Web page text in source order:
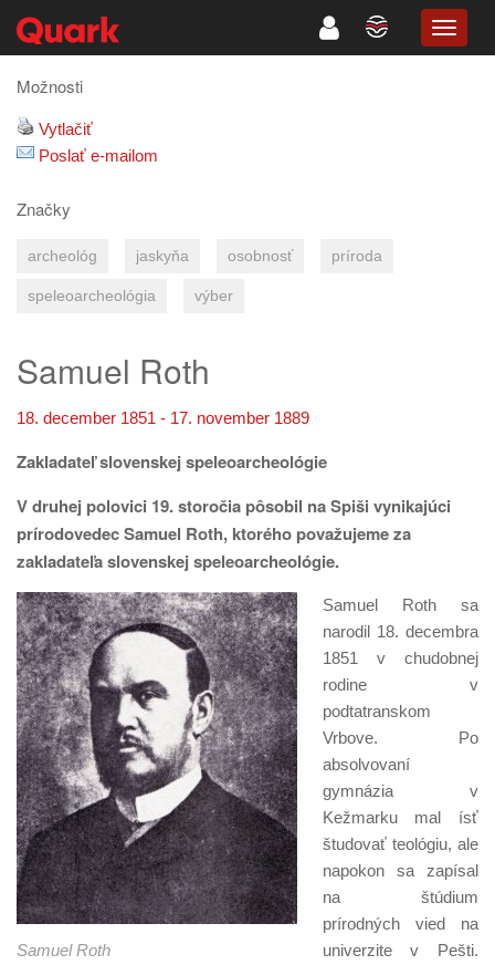
Možnosti
Vytlačiť
Poslať e-mailom
Značky
archeológ jaskyňa osobnosť príroda
speleoarcheológia výber
Samuel Roth
18. december 1851 - 17. november 1889
Zakladateľ slovenskej speleoarcheológie
V druhej polovici 19. storočia pôsobil na Spiši vynikajúci
prírodovedec Samuel Roth, ktorého považujeme za
zakladateľa slovenskej speleoarcheológie.
Samuel Roth
Samuel Roth sa
narodil 18. decembra
1851 v chudobnej
rodine v
podtatranskom
Vrbove. Po
absolvovaní
gymnázia v
Kežmarku mal ísť
študovať teológiu, ale
napokon sa zapísal
na štúdium
prírodných vied na
univerzite v Pešti.